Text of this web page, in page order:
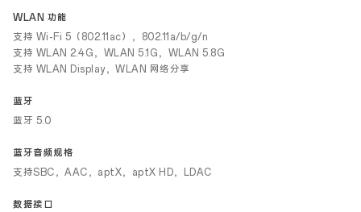
WLAN 功能
支持 Wi-Fi 5（802.11ac），802.11a/b/g/n
支持 WLAN 2.4G，WLAN 5.1G，WLAN 5.8G
支持 WLAN Display，WLAN 网络分享
蓝牙
蓝牙 5.0
蓝牙音频规格
支持SBC，AAC，aptX，aptX HD，LDAC
数据接口